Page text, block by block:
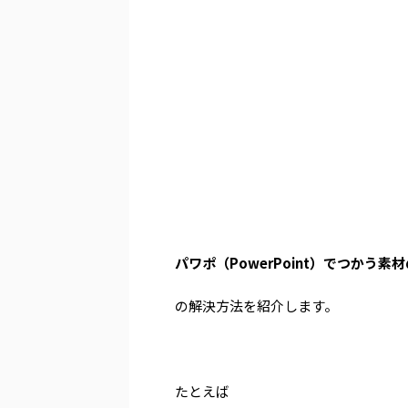
パワポ（PowerPoint）でつかう素材
の解決方法を紹介します。
たとえば